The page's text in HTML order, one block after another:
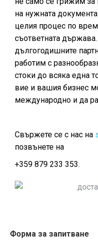
на нужната
целия процес по
съответната
дългогодишните
работим с
стоки до всяка една
вие и вашия бизнес
международно и да
Свържете се с нас на
позвънете на
+359 879 233 353.
Форма за запитване